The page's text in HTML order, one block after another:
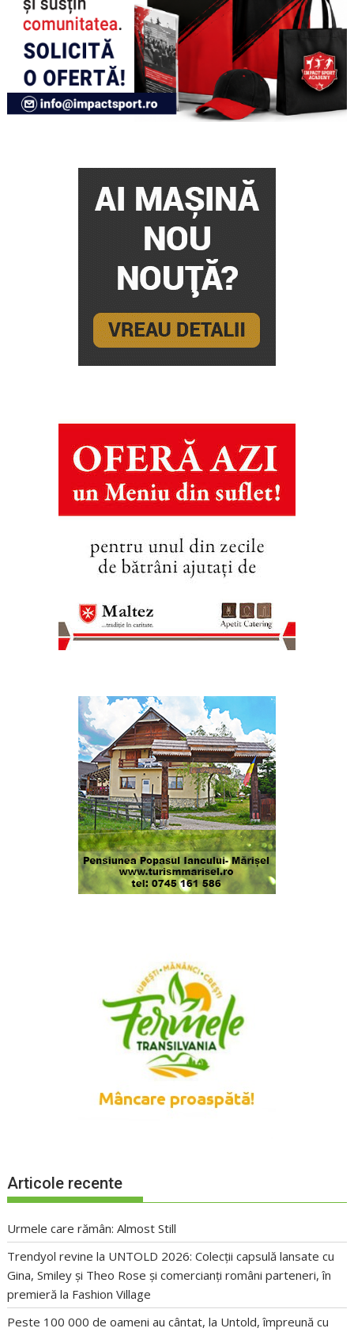
Articole recente
Urmele care rămân: Almost Still
Trendyol revine la UNTOLD 2026: Colecții capsulă lansate cu
Gina, Smiley și Theo Rose și comercianți români parteneri, în
premieră la Fashion Village
Peste 100 000 de oameni au cântat, la Untold, împreună cu